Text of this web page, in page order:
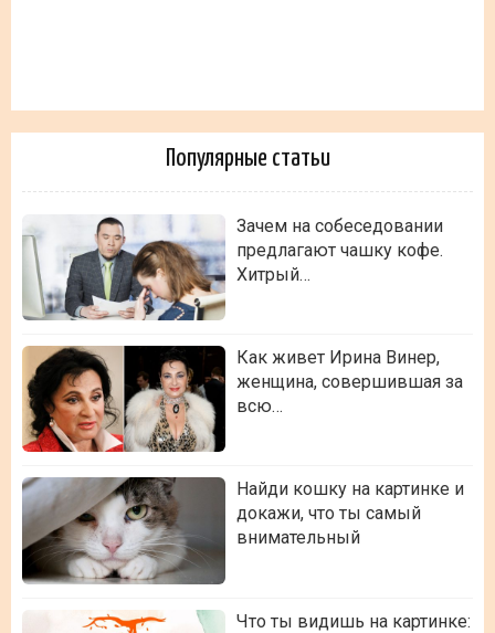
Популярные статьи
Зачем на собеседовании
предлагают чашку кофе.
Хитрый…
Как живет Ирина Винер,
женщина, совершившая за
всю…
Найди кошку на картинке и
докажи, что ты самый
внимательный
Что ты видишь на картинке: